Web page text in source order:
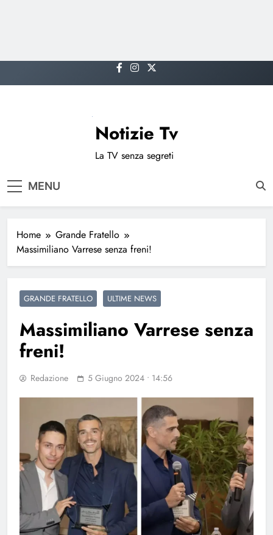
to
Notizie Tv
La TV senza segreti
MENU
Home
Grande Fratello
Massimiliano Varrese senza freni!
GRANDE FRATELLO ULTIME NEWS
Massimiliano Varrese senza
freni!
Redazione 5 Giugno 2024 • 14:56